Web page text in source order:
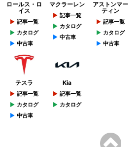
ロールス・ロ
イス
記事一覧
カタログ
中古車
マクラーレン
記事一覧
カタログ
中古車
アストンマー
ティン
記事一覧
カタログ
中古車
テスラ
記事一覧
カタログ
中古車
Kia
記事一覧
カタログ